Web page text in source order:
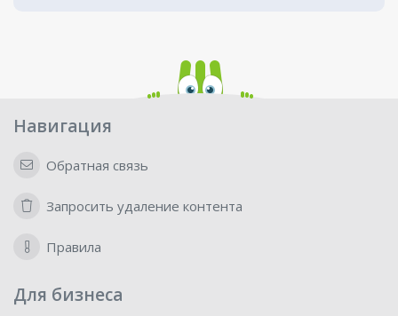
Навигация
Обратная связь
Запросить удаление контента
Правила
Для бизнеса